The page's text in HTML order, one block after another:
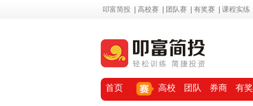
叩富简投 高校赛 团队赛 有奖赛 课程实练
首页 高校 团队 券商 有奖